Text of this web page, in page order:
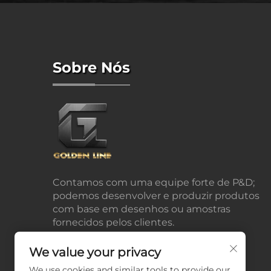
Sobre Nós
Contamos com uma equipe forte de P&D;
podemos desenvolver e produzir produtos
com base em desenhos ou amostras
fornecidos pelos clientes.
We value your privacy